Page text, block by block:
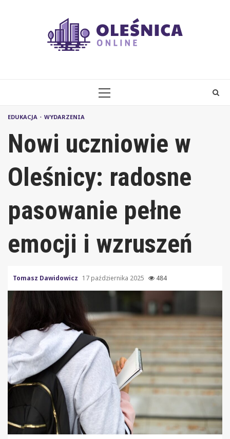
PRIMARY
EDUKACJA WYDARZENIA
Nowi uczniowie w
Oleśnicy: radosne
pasowanie pełne
emocji i wzruszeń
Tomasz Dawidowicz 17 października 2025 484